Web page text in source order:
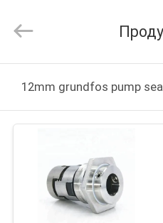
ПРОДУКТЫ
РОЛИКИ
Trade
Rights
12mm grundfos pump